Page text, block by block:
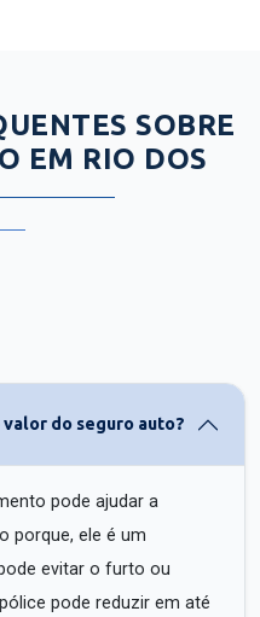
SOBRE
EM RIO DOS
do seguro auto?
pode ajudar a
porque, ele é um
evitar o furto ou
pode reduzir em até